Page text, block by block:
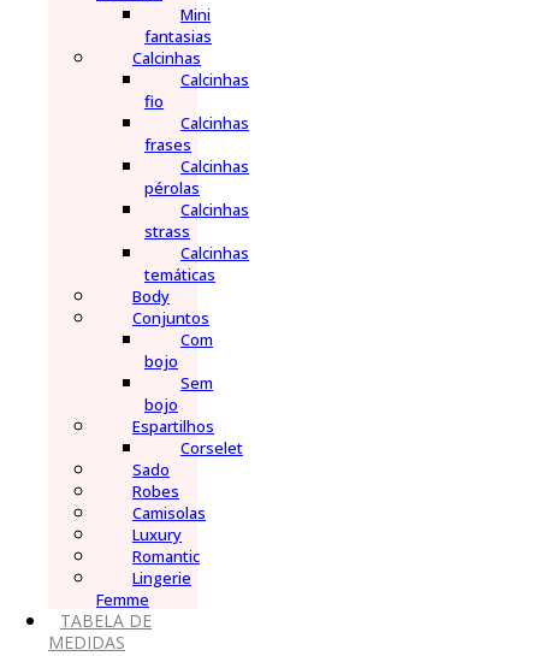
Mini
fantasias
Calcinhas
Calcinhas
fio
Calcinhas
frases
Calcinhas
pérolas
Calcinhas
strass
Calcinhas
temáticas
Body
Conjuntos
Com
bojo
Sem
bojo
Espartilhos
Corselet
Sado
Robes
Camisolas
Luxury
Romantic
Lingerie
Femme
TABELA DE
MEDIDAS